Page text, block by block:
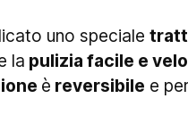
uno speciale
la pulizia facile e
è reversibile e